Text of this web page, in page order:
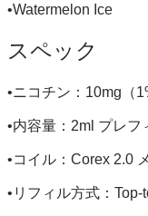
•Watermelon Ice
スペック
•ニコチン：10mg（
•内容量：2ml プレフ
•コイル：Corex 2.0
•リフィル方式：